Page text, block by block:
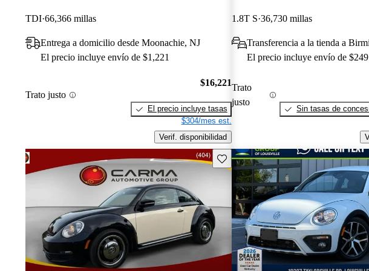
TDI 66,366 millas
Entrega a domicilio desde Moonachie, NJ
El precio incluye envío de $1,221
Trato justo
$16,221
El precio incluye tasas
$304/mes est.
Verif. disponibilidad
1.8T S 36,730 millas
Transferencia a la tienda a
El precio incluye envío de $249
Trato
justo
Sin tasas de
Guarda este Aviso